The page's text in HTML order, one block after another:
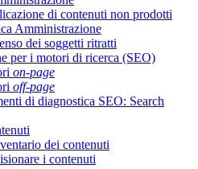
di contenuti non prodotti
Amministrazione
dei soggetti ritratti
per i motori di ricerca (SEO)
on-page
off-page
di diagnostica SEO: Search
dei contenuti
i contenuti